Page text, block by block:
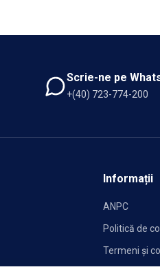
Scrie-ne pe
+(40) 723-774-200
Informații
ANPC
Politică de
Termeni și